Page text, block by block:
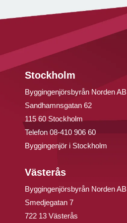
Stockholm
Byggingenjörsbyrån Norden AB
Sandhamnsgatan 62
115 60 Stockholm
Telefon08-410 906 60
Byggingenjör i Stockholm
Västerås
Byggingenjörsbyrån Norden AB
Smedjegatan 7
722 13 Västerås